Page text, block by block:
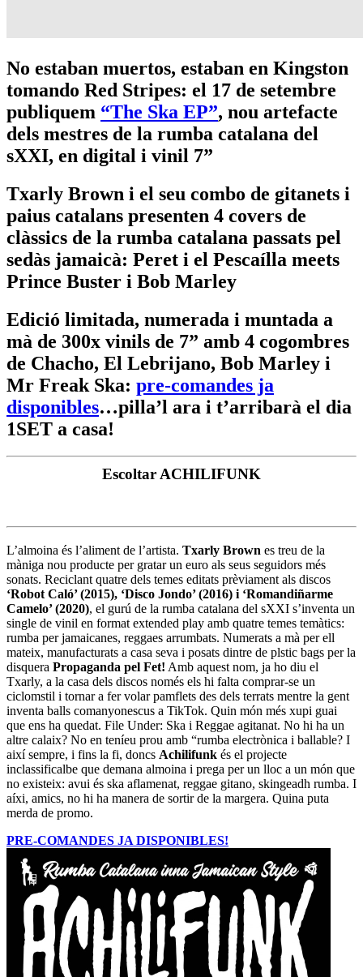
No estaban muertos, estaban en Kingston
tomando Red Stripes: el 17 de setembre
publiquem “The Ska EP”, nou artefacte
dels mestres de la rumba catalana del
sXXI, en digital i vinil 7”
Txarly Brown i el seu combo de gitanets i
paius catalans presenten 4 covers de
clàssics de la rumba catalana passats pel
sedàs jamaicà: Peret i el Pescaílla meets
Prince Buster i Bob Marley
Edició limitada, numerada i muntada a
mà de 300x vinils de 7” amb 4 cogombres
de Chacho, El Lebrijano, Bob Marley i
Mr Freak Ska: pre-comandes ja
disponibles…pilla’l ara i t’arribarà el dia
1SET a casa!
Escoltar ACHILIFUNK
L’almoina és l’aliment de l’artista. Txarly Brown es treu de la
màniga nou producte per gratar un euro als seus seguidors més
sonats. Reciclant quatre dels temes editats prèviament als discos
‘Robot Caló’ (2015), ‘Disco Jondo’ (2016) i ‘Romandiñarme
Camelo’ (2020), el gurú de la rumba catalana del sXXI s’inventa un
single de vinil en format extended play amb quatre temes temàtics:
rumba per jamaicanes, reggaes arrumbats. Numerats a mà per ell
mateix, manufacturats a casa seva i posats dintre de plstic bags per la
disquera Propaganda pel Fet! Amb aquest nom, ja ho diu el
Txarly, a la casa dels discos només els hi falta comprar-se un
ciclomstil i tornar a fer volar pamflets des dels terrats mentre la gent
inventa balls comanyonescus a TikTok. Quin món més xupi guai
que ens ha quedat. File Under: Ska i Reggae agitanat. No hi ha un
altre calaix? No en teníeu prou amb “rumba electrònica i ballable? I
així sempre, i fins la fi, doncs Achilifunk és el projecte
inclassificalbe que demana almoina i prega per un lloc a un món que
no existeix: avui és ska aflamenat, reggae gitano, skingeadh rumba. I
aíxi, amics, no hi ha manera de sortir de la margera. Quina puta
merda de promo.
PRE-COMANDES JA DISPONIBLES!